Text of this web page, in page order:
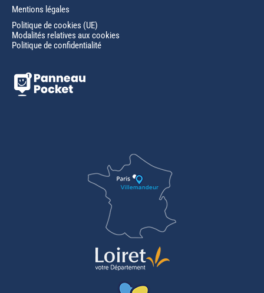
Mentions légales
Politique de cookies (UE)
Modalités relatives aux cookies
Politique de confidentialité